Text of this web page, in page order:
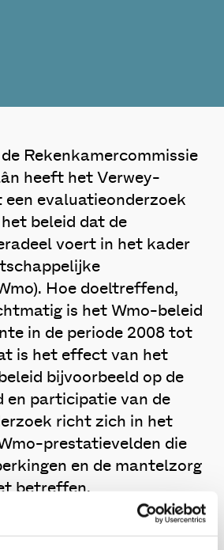
Rekenkamercommissie
heeft het Verwey-
evaluatieonderzoek
beleid dat de
voert in het kader
Hoe doeltreffend,
is het Wmo-beleid
in de periode 2008 tot
is het effect van het
bijvoorbeeld op de
en participatie van de
richt zich in het
prestatievelden die
en de mantelzorg
betreffen.